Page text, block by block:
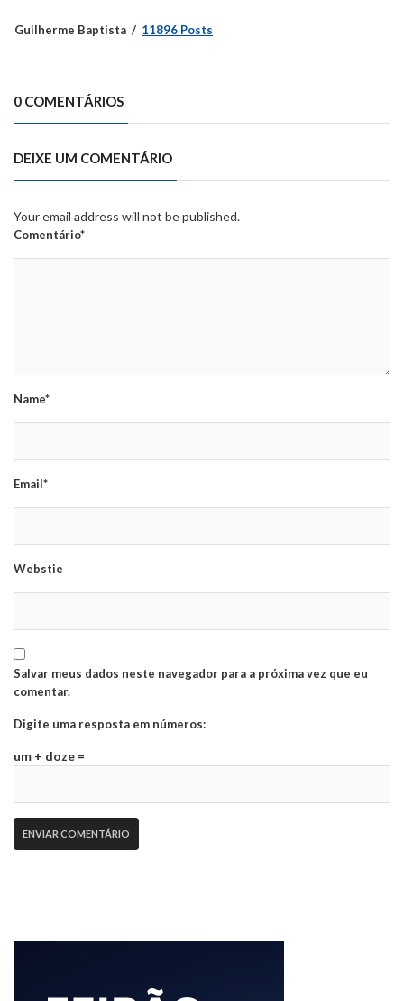
Guilherme Baptista 11896 Posts
0 COMENTÁRIOS
DEIXE UM COMENTÁRIO
Your email address will not be published.
Comentário*
Name*
Email*
Webstie
Salvar meus dados neste navegador para a próxima vez que eu
comentar.
Digite uma resposta em números:
um + doze =